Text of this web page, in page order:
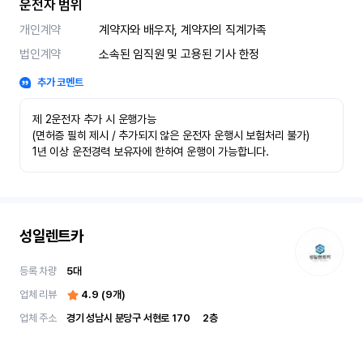
운전자 범위
개인계약
계약자와 배우자, 계약자의 직계가족
법인계약
소속된 임직원 및 고용된 기사 한정
추가 코멘트
제 2운전자 추가 시 운행가능
(면허증 필히 제시 / 추가되지 않은 운전자 운행시 보험처리 불가)
1년 이상 운전경력 보유자에 한하여 운행이 가능합니다.
성일렌트카
등록 차량 5대
업체 리뷰
4.9 (9개)
업체 주소
경기 성남시 분당구 서현로 170	2층